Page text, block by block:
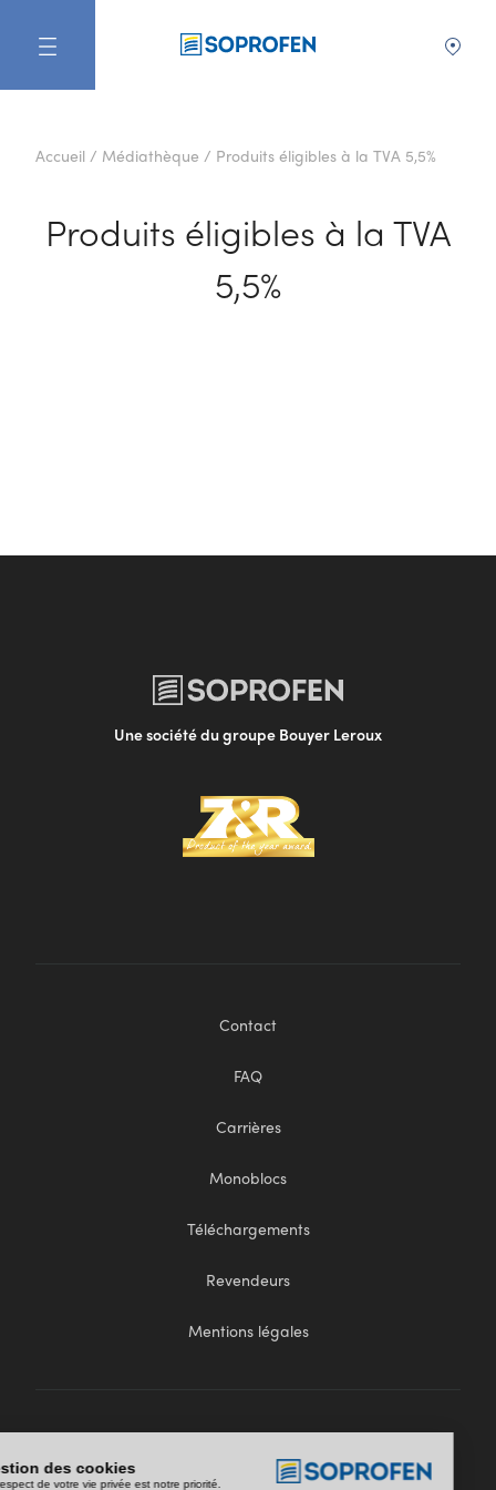
Accueil/ Médiathèque / Produits éligibles à la TVA 5,5%
Produits éligibles à la TVA
5,5%
Une société du groupe Bouyer Leroux
Contact
FAQ
Carrières
Monoblocs
Téléchargements
Revendeurs
Mentions légales
Gestion des cookies
Le respect de votre vie privée est notre priorité.